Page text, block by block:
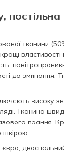
тканини
властивості
до
високу
Тканина
прання.
шкірою.